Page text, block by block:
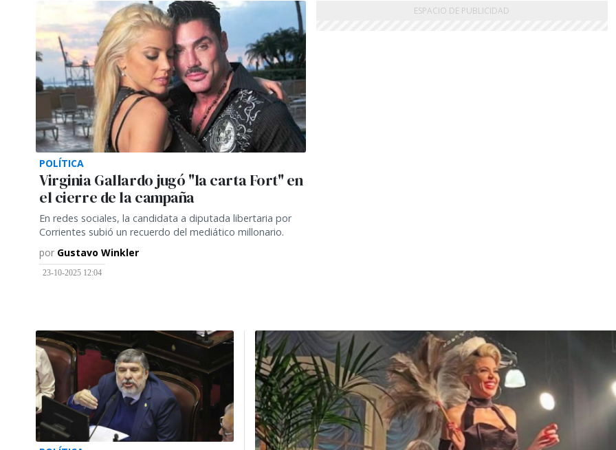
POLÍTICA
Virginia Gallardo jugó "la carta Fort" en
el cierre de la campaña
En redes sociales, la candidata a diputada libertaria por
Corrientes subió un recuerdo del mediático millonario.
por Gustavo Winkler
23-10-2025 12:04